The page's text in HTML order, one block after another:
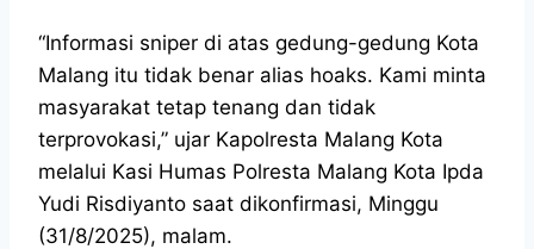
“Informasi sniper di atas gedung-gedung Kota
Malang itu tidak benar alias hoaks. Kami minta
masyarakat tetap tenang dan tidak
terprovokasi,” ujar Kapolresta Malang Kota
melalui Kasi Humas Polresta Malang Kota Ipda
Yudi Risdiyanto saat dikonfirmasi, Minggu
(31/8/2025), malam.